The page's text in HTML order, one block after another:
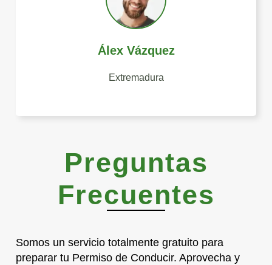
Álex Vázquez
Extremadura
Preguntas
Frecuentes
Somos un servicio totalmente gratuito para
preparar tu Permiso de Conducir. Aprovecha y